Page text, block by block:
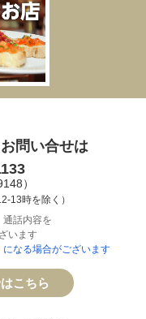
問い合せは
）
13時を除く）
話内容を
います
なる場合がございます
こちら